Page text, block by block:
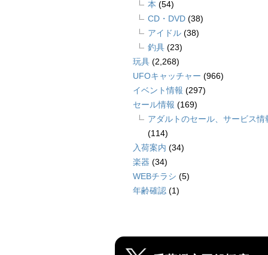
本 (54)
CD・DVD (38)
アイドル (38)
釣具 (23)
玩具 (2,268)
UFOキャッチャー (966)
イベント情報 (297)
セール情報 (169)
アダルトのセール、サービス情
(114)
入荷案内 (34)
楽器 (34)
WEBチラシ (5)
年齢確認 (1)